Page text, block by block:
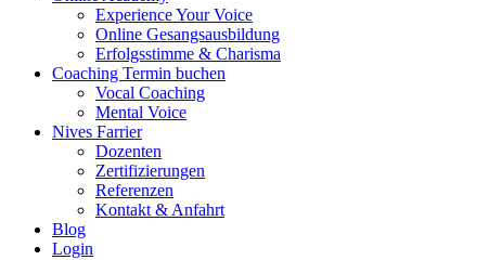
Experience Your Voice
Online Gesangsausbildung
Erfolgsstimme & Charisma
Coaching Termin buchen
Vocal Coaching
Mental Voice
Nives Farrier
Dozenten
Zertifizierungen
Referenzen
Kontakt & Anfahrt
Blog
Login